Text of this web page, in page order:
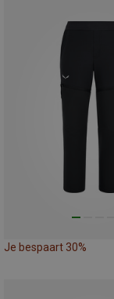
Je bespaart 30%